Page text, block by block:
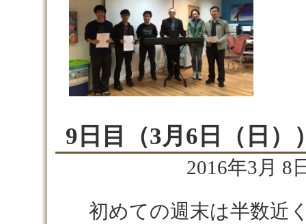
9日目（3月6日（日）
2016年3月 8
初めての週末は半数近